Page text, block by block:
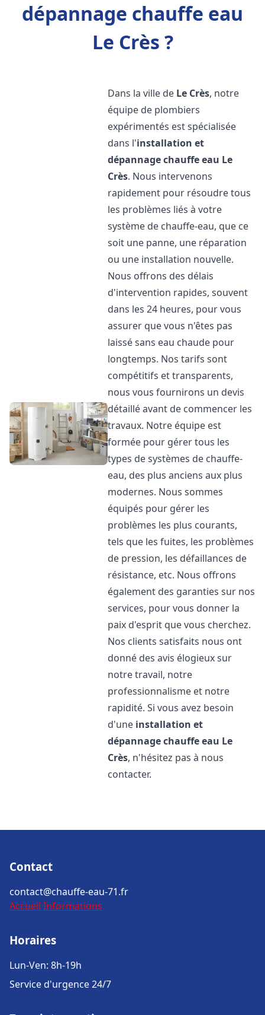
dépannage chauffe eau
Le Crès ?
Dans la ville de Le Crès, notre
équipe de plombiers
expérimentés est spécialisée
dans l'installation et
dépannage chauffe eau Le
Crès. Nous intervenons
rapidement pour résoudre tous
les problèmes liés à votre
système de chauffe-eau, que ce
soit une panne, une réparation
ou une installation nouvelle.
Nous offrons des délais
d'intervention rapides, souvent
dans les 24 heures, pour vous
assurer que vous n'êtes pas
laissé sans eau chaude pour
longtemps. Nos tarifs sont
compétitifs et transparents,
nous vous fournirons un devis
détaillé avant de commencer les
travaux. Notre équipe est
formée pour gérer tous les
types de systèmes de chauffe-
eau, des plus anciens aux plus
modernes. Nous sommes
équipés pour gérer les
problèmes les plus courants,
tels que les fuites, les problèmes
de pression, les défaillances de
résistance, etc. Nous offrons
également des garanties sur nos
services, pour vous donner la
paix d'esprit que vous cherchez.
Nos clients satisfaits nous ont
donné des avis élogieux sur
notre travail, notre
professionnalisme et notre
rapidité. Si vous avez besoin
d'une installation et
dépannage chauffe eau Le
Crès, n'hésitez pas à nous
contacter.
Contact
contact@chauffe-eau-71.fr
Accueil Informations
Horaires
Lun-Ven: 8h-19h
Service d'urgence 24/7